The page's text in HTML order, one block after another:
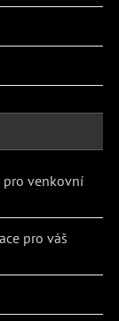
pro venkovní
pro váš